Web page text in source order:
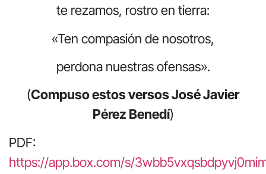
te rezamos, rostro en tierra:
«Ten compasión de nosotros,
perdona nuestras ofensas».
(Compuso estos versos José Javier
Pérez Benedí)
PDF:
https://app.box.com/s/